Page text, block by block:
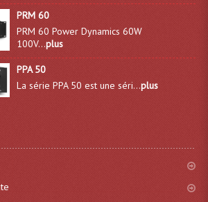
Sans Fil HF VHF 200MHZ
Sans Fil HF UHF 800MHZ
Micros De Studio
Traitements Et Accessoires
PRM 60
PRM 60 Power Dynamics 60W
100V...plus
PPA 50
La série PPA 50 est une séri...plus